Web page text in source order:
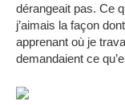
dérangeait pas. Ce
j’aimais la façon
apprenant où je
demandaient ce